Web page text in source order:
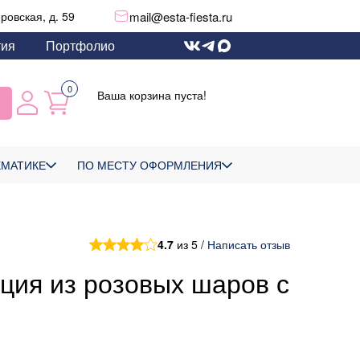
д. 59 mail@esta-fiesta.ru
Портфолио
0 Ваша корзина пуста!
ПО МЕСТУ ОФОРМЛЕНИЯ
4.7 из 5 / Написать отзыв
из розовых шаров с